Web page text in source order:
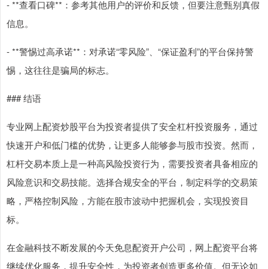
- **查看口碑**：参考其他用户的评价和反馈，但要注意甄别真假
信息。
- **警惕过高承诺**：对承诺“零风险”、“保证盈利”的平台保持警
惕，这往往是骗局的标志。
### 结语
专业网上配资炒股平台为投资者提供了安全杠杆投资服务，通过
快速开户和低门槛的优势，让更多人能够参与股市投资。然而，
杠杆交易本质上是一种高风险投资行为，需要投资者具备相应的
风险意识和交易技能。选择合规安全的平台，制定科学的交易策
略，严格控制风险，方能在股市波动中把握机会，实现投资目
标。
在金融科技不断发展的今天免息配资开户公司，网上配资平台将
继续优化服务，提升安全性，为投资者创造更多价值。但无论如